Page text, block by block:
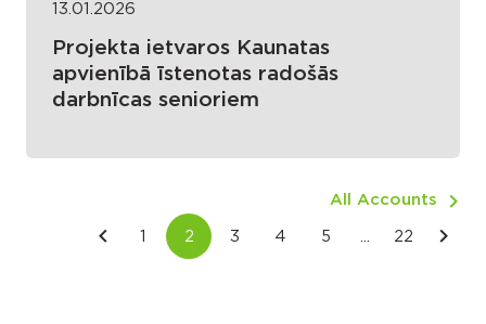
13.01.2026
Projekta ietvaros Kaunatas
apvienībā īstenotas radošās
darbnīcas senioriem
All Accounts